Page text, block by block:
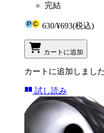
完結
630/¥693(税込)
カートに追加
カートに追加しました
試し読み